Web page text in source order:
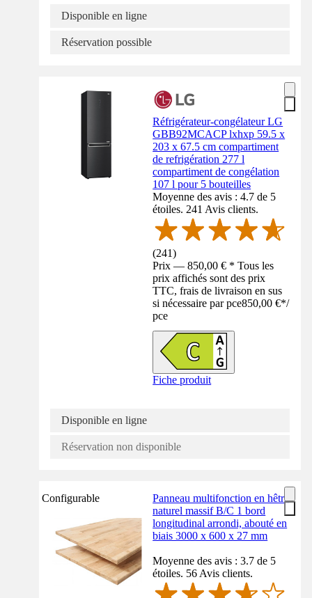
Disponible en ligne
Réservation possible
Réfrigérateur-congélateur LG
GBB92MCACP lxhxp 59.5 x
203 x 67.5 cm compartiment
de refrigération 277 l
compartiment de congélation
107 l pour 5 bouteilles
Moyenne des avis : 4.7 de 5
étoiles. 241 Avis clients.
(241)
Prix — 850,00 € * Tous les
prix affichés sont des prix
TTC, frais de livraison en sus
si nécessaire par pce850,00 €*/
pce
Fiche produit
Disponible en ligne
Réservation non disponible
Configurable
Panneau multifonction en hêtre
naturel massif B/C 1 bord
longitudinal arrondi, abouté en
biais 3000 x 600 x 27 mm
Moyenne des avis : 3.7 de 5
étoiles. 56 Avis clients.